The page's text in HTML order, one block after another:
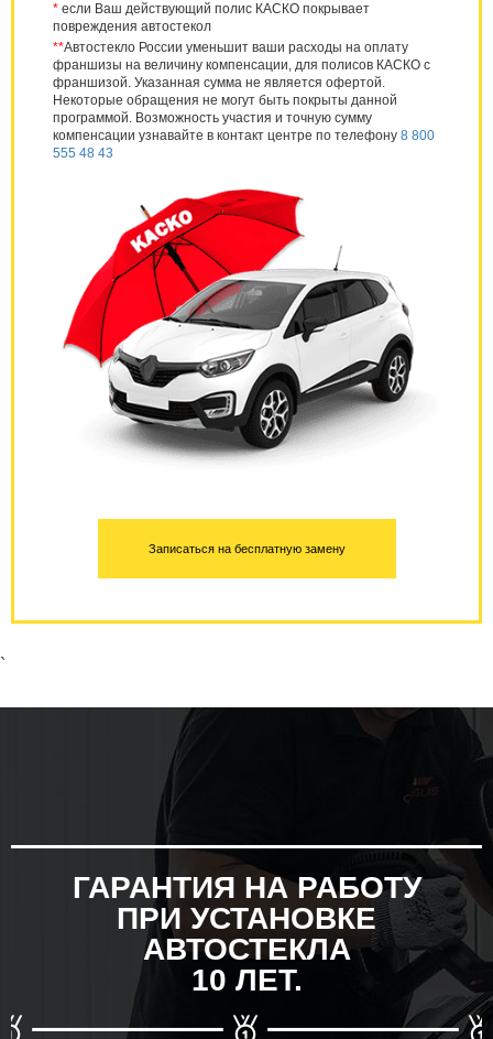
* если Ваш действующий полис КАСКО покрывает
повреждения автостекол
**Автостекло России уменьшит ваши расходы на оплату
франшизы на величину компенсации, для полисов КАСКО с
франшизой. Указанная сумма не является офертой.
Некоторые обращения не могут быть покрыты данной
программой. Возможность участия и точную сумму
компенсации узнавайте в контакт центре по телефону 8 800
555 48 43
Записаться на бесплатную замену
`
ГАРАНТИЯ НА РАБОТУ
ПРИ УСТАНОВКЕ
АВТОСТЕКЛА
10 ЛЕТ.